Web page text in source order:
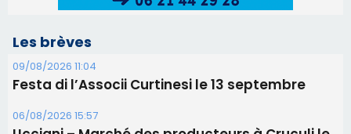
projection sous les étoiles
06/08/2026 15:04
Alata - Soirée Tango Argentin au stade de San
Benedetto